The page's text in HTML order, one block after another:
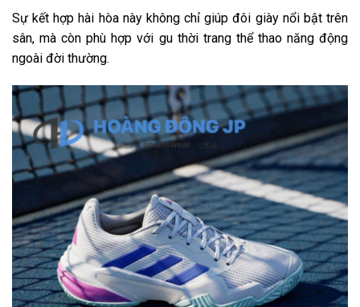
Sự kết hợp hài hòa này không chỉ giúp đôi giày nổi bật trên
sân, mà còn phù hợp với gu thời trang thể thao năng động
ngoài đời thường.